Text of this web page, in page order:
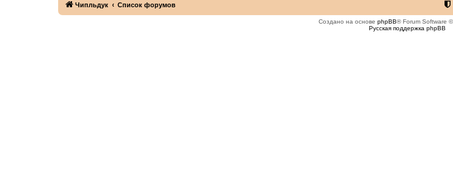
Чипльдук Список форумов
Создано на основе phpBB® Forum Software
Русская поддержка phpBB